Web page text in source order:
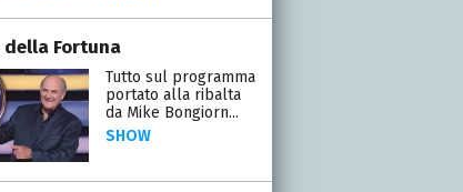
della Fortuna
Tutto sul programma
portato alla ribalta
da Mike Bongiorn...
SHOW